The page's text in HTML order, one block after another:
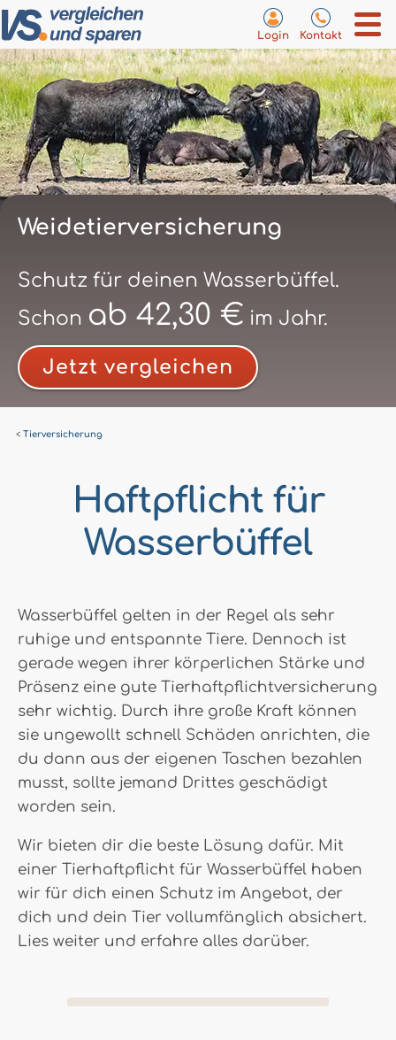
Login Kontakt
Weidetierversicherung
Schutz für deinen Wasserbüffel.
Schon ab 42,30 € im Jahr.
Jetzt vergleichen
Tierversicherung
Haftpflicht für
Wasserbüffel
Wasserbüffel gelten in der Regel als sehr
ruhige und entspannte Tiere. Dennoch ist
gerade wegen ihrer körperlichen Stärke und
Präsenz eine gute Tierhaftpflichtversicherung
sehr wichtig. Durch ihre große Kraft können
sie ungewollt schnell Schäden anrichten, die
du dann aus der eigenen Taschen bezahlen
musst, sollte jemand Drittes geschädigt
worden sein.
Wir bieten dir die beste Lösung dafür. Mit
einer Tierhaftpflicht für Wasserbüffel haben
wir für dich einen Schutz im Angebot, der
dich und dein Tier vollumfänglich absichert.
Lies weiter und erfahre alles darüber.